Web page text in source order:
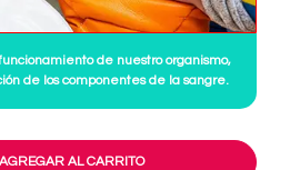
de nuestro organismo,
de los componentes de la sangre.
AGREGAR AL CARRITO